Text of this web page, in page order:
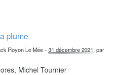
plume
Royon Le Mée -31 décembre 2021, par
Michel Tournier